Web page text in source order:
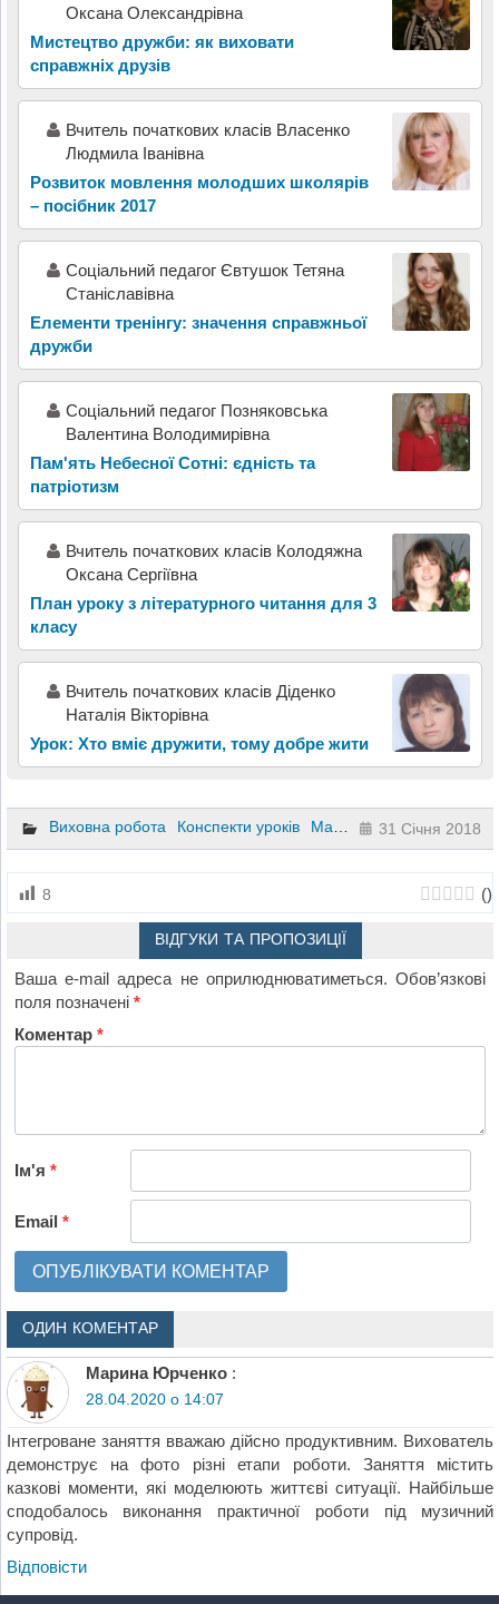
Оксана Олександрівна
Мистецтво дружби: як виховати
справжніх друзів
Вчитель початкових класів Власенко
Людмила Іванівна
Розвиток мовлення молодших школярів
– посібник 2017
Соціальний педагог Євтушок Тетяна
Станіславівна
Елементи тренінгу: значення справжньої
дружби
Соціальний педагог Позняковська
Валентина Володимирівна
Пам'ять Небесної Сотні: єдність та
патріотизм
Вчитель початкових класів Колодяжна
Оксана Сергіївна
План уроку з літературного читання для 3
класу
Вчитель початкових класів Діденко
Наталія Вікторівна
Урок: Хто вміє дружити, тому добре жити
Виховна робота Конспекти уроків Матеріали до уроків 31 Січня 2018
8 ()
ВІДГУКИ ТА ПРОПОЗИЦІЇ
Ваша e-mail адреса не оприлюднюватиметься. Обов’язкові
поля позначені*
Коментар*
Ім'я*
Email*
ОДИН КОМЕНТАР
Марина Юрченко :
28.04.2020 о 14:07
Інтегроване заняття вважаю дійсно продуктивним. Вихователь
демонструє на фото різні етапи роботи. Заняття містить
казкові моменти, які моделюють життєві ситуації. Найбільше
сподобалось виконання практичної роботи під музичний
супровід.
Відповіcти